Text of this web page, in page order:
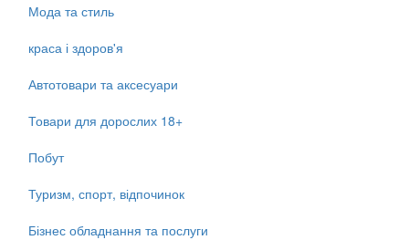
Мода та стиль
краса і здоров'я
Автотовари та аксесуари
Товари для дорослих 18+
Побут
Туризм, спорт, відпочинок
Бізнес обладнання та послуги